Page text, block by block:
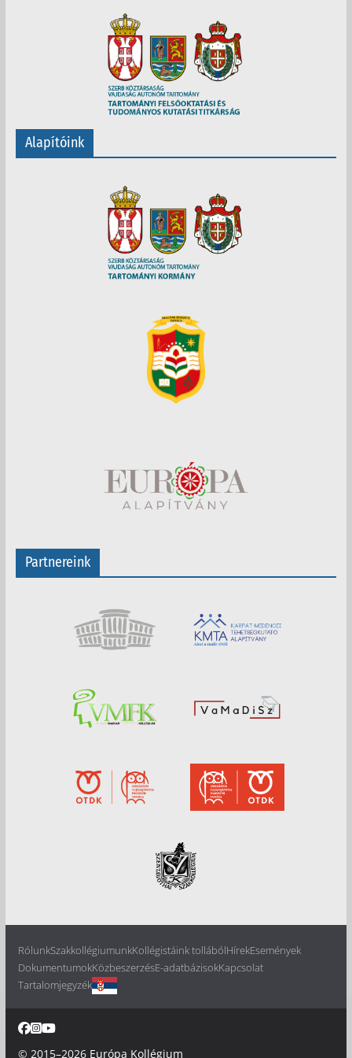
Alapítóink
Partnereink
RólunkSzakkollégiumunkKollégistáink tollábólHírekEsemények
DokumentumokKözbeszerzésE-adatbázisokKapcsolat
Tartalomjegyzék
© 2015–2026 Európa Kollégium